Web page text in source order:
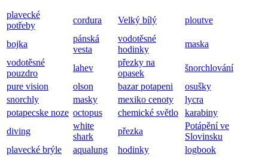
plavecké
potřeby
cordura Velký bílý ploutve
bojka
pánská
vesta
vodotěsné
hodinky
maska
vodotěsné
pouzdro
lahev
přezky na
opasek
šnorchlování
pure vision
olson bazar potapeni
osušky
snorchly
masky mexiko cenoty
lycra
potapecske noze octopus chemické světlo
karabiny
diving
white
shark
přezka
Potápění ve
Slovinsku
plavecké brýle
aqualung hodinky
logbook